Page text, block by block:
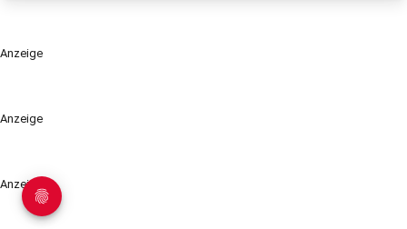
Anzeige
Anzeige
Anzeige